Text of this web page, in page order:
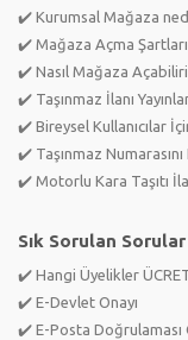
✔️ Kurumsal Mağaza
✔️ Mağaza Açma Şartları
✔️ Nasıl Mağaza
✔️ Taşınmaz İlanı
✔️ Bireysel Kullanıcılar
✔️ Taşınmaz
✔️ Motorlu Kara Taşıtı
Sık Sorulan Sorular
✔️ Hangi Üyelikler
✔️ E-Devlet Onayı
✔️ E-Posta Doğrulaması